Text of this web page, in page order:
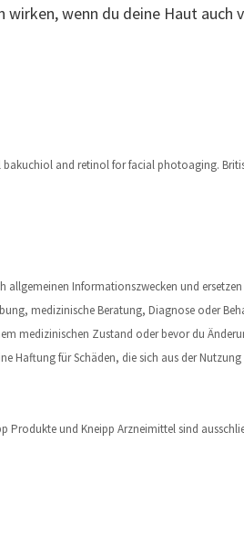
wenn du deine Haut auch
bakuchiol and retinol for facial photoaging.
Informationszwecken und
medizinische Beratung, Diagnose oder
medizinischen Zustand oder bevor du
Haftung für Schäden, die sich aus der
Produkte und Kneipp Arzneimittel sind